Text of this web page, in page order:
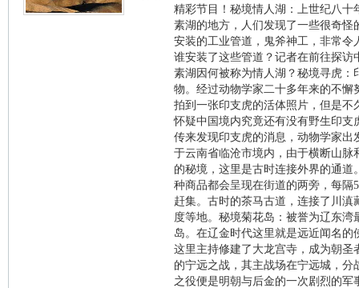
精彩节目！秘境情人湖：上世纪八十
素湖的地方，人们发现了一些很奇怪
安装的工业管道，鬼斧神工，非常令
谁安装了这些管道？记者在前往探访
素湖因何被称为情人湖？秘境寻虎：
物。经过动物学家二十多年来的不懈
拍到一张印支虎的活体照片，但是不
怀疑中国境内究竟还有没有野生印支
传来发现印支虎的消息，动物学家出
于云南省临沧市境内，由于横断山脉
的秘境，这里是古时连接外界的通
种商品都会呈现在街道的两旁，每隔
赶集。古时的茶马古道，连接了川
度等地。秘境菊花岛：被誉为辽东
岛。在辽金时代这里就是远近闻名
这里主持修建了大龙宫寺，成为朝圣
的宁远之战，其主战场在宁远城，
之役便是明朝与后金的一次剧烈的